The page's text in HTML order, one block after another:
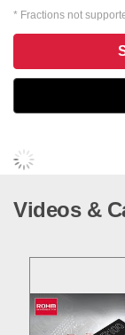
* Fractions not
Videos &